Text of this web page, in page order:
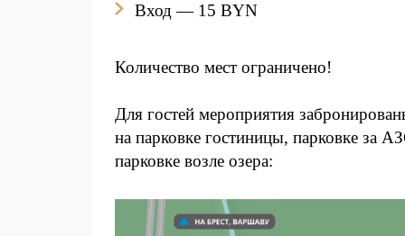
Вход — 15 BYN
Количество мест ограничено!
Для гостей мероприятия
на парковке гостиницы, парковке за
парковке возле озера: